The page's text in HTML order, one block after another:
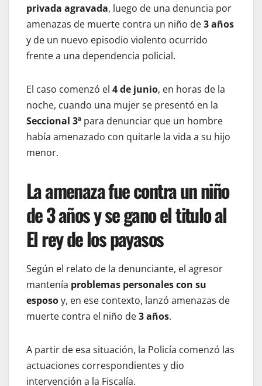
privada agravada, luego de una denuncia por
amenazas de muerte contra un niño de3 años
y de un nuevo episodio violento ocurrido
frente a una dependencia policial.
El caso comenzó el 4 de junio, en horas de la
noche, cuando una mujer se presentó en la
Seccional 3ª para denunciar que un hombre
había amenazado con quitarle la vida a su hijo
menor.
La amenaza fue contra un niño
de 3 añosy se gano el titulo al
El rey de los payasos
Según el relato de la denunciante, el agresor
mantenía problemas personales con su
esposoy, en ese contexto, lanzó amenazas de
muerte contra el niño de3 años.
A partir de esa situación, la Policía comenzó las
actuaciones correspondientes y dio
intervención a la Fiscalía.